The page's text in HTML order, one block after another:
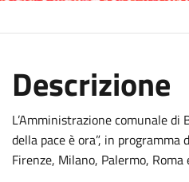
Descrizione
L’Amministrazione comunale
della pace è ora”, in
Firenze, Milano, Palermo, Roma